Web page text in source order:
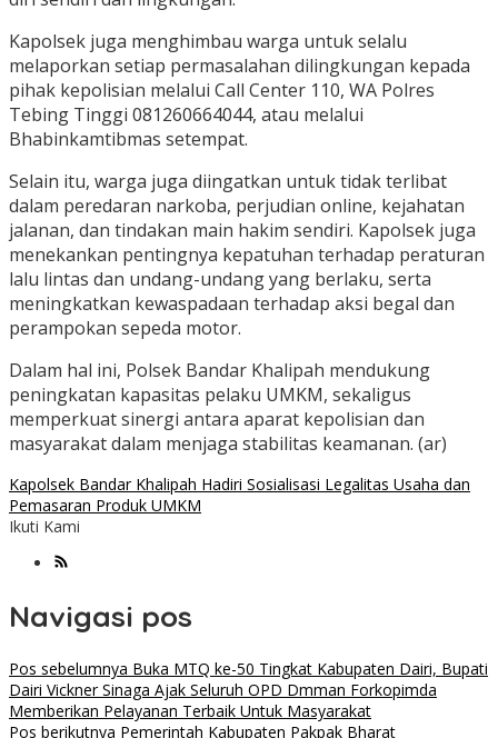
Kapolsek juga menghimbau warga untuk selalu
melaporkan setiap permasalahan dilingkungan kepada
pihak kepolisian melalui Call Center 110, WA Polres
Tebing Tinggi 081260664044, atau melalui
Bhabinkamtibmas setempat.
Selain itu, warga juga diingatkan untuk tidak terlibat
dalam peredaran narkoba, perjudian online, kejahatan
jalanan, dan tindakan main hakim sendiri. Kapolsek juga
menekankan pentingnya kepatuhan terhadap peraturan
lalu lintas dan undang-undang yang berlaku, serta
meningkatkan kewaspadaan terhadap aksi begal dan
perampokan sepeda motor.
Dalam hal ini, Polsek Bandar Khalipah mendukung
peningkatan kapasitas pelaku UMKM, sekaligus
memperkuat sinergi antara aparat kepolisian dan
masyarakat dalam menjaga stabilitas keamanan. (ar)
Kapolsek Bandar Khalipah Hadiri Sosialisasi Legalitas Usaha dan
Pemasaran Produk UMKM
Ikuti Kami
Navigasi pos
Pos sebelumnya Buka MTQ ke-50 Tingkat Kabupaten Dairi, Bupati
Dairi Vickner Sinaga Ajak Seluruh OPD Dmman Forkopimda
Memberikan Pelayanan Terbaik Untuk Masyarakat
Pos berikutnya Pemerintah Kabupaten Pakpak Bharat